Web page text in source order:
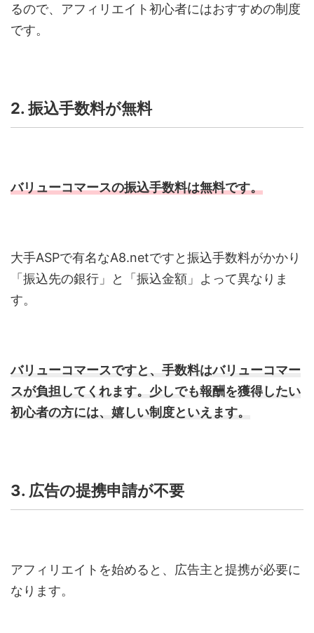
るので、アフィリエイト初心者にはおすすめの制度
です。
2. 振込手数料が無料
バリューコマースの振込手数料は無料です。
大手ASPで有名なA8.netですと振込手数料がかかり
「振込先の銀行」と「振込金額」よって異なりま
す。
バリューコマースですと、手数料はバリューコマー
スが負担してくれます。少しでも報酬を獲得したい
初心者の方には、嬉しい制度といえます。
3. 広告の提携申請が不要
アフィリエイトを始めると、広告主と提携が必要に
なります。